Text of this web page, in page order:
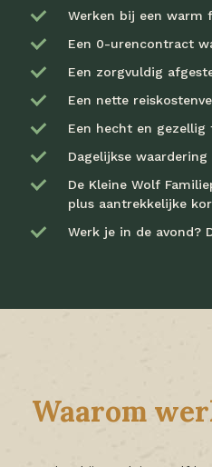
Werken bij een warm
Een 0-urencontract
Een zorgvuldig
Een nette
Een hecht en gezellig
Dagelijkse
De Kleine Wolf
plus aantrekkelijke
Werk je in de avond?
Waarom